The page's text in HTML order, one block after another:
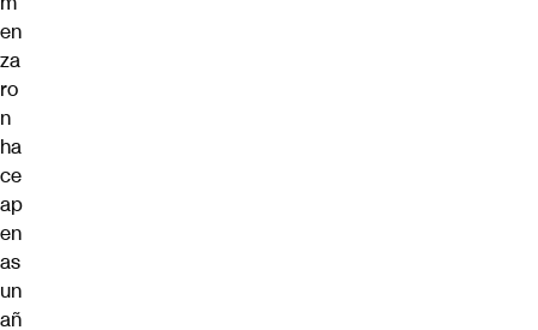
en
za
ro
n
ha
ce
ap
en
as
un
añ